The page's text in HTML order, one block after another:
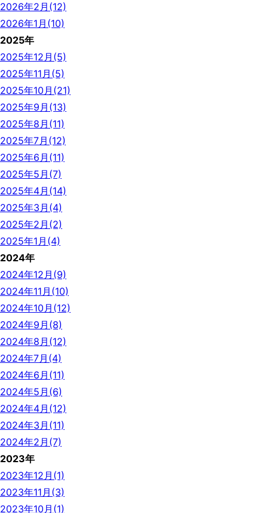
2026年2月(12)
2026年1月(10)
2025年
2025年12月(5)
2025年11月(5)
2025年10月(21)
2025年9月(13)
2025年8月(11)
2025年7月(12)
2025年6月(11)
2025年5月(7)
2025年4月(14)
2025年3月(4)
2025年2月(2)
2025年1月(4)
2024年
2024年12月(9)
2024年11月(10)
2024年10月(12)
2024年9月(8)
2024年8月(12)
2024年7月(4)
2024年6月(11)
2024年5月(6)
2024年4月(12)
2024年3月(11)
2024年2月(7)
2023年
2023年12月(1)
2023年11月(3)
2023年10月(1)